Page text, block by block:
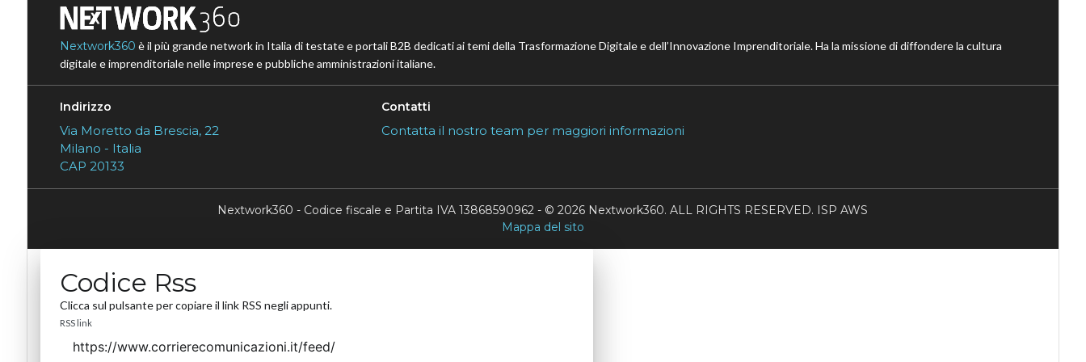
Nextwork360 è il più grande network in Italia di testate e portali B2B dedicati ai temi della Trasformazione Digitale e dell’Innovazione Imprenditoriale. Ha la missione di diffondere la cultura
digitale e imprenditoriale nelle imprese e pubbliche amministrazioni italiane.
Indirizzo
Via Moretto da Brescia, 22
Milano - Italia
CAP 20133
Contatti
Contatta il nostro team per maggiori informazioni
Nextwork360 - Codice fiscale e Partita IVA 13868590962 - © 2026 Nextwork360. ALL RIGHTS RESERVED. ISP AWS
Mappa del sito
Codice Rss
Clicca sul pulsante per copiare il link RSS negli appunti.
RSS link